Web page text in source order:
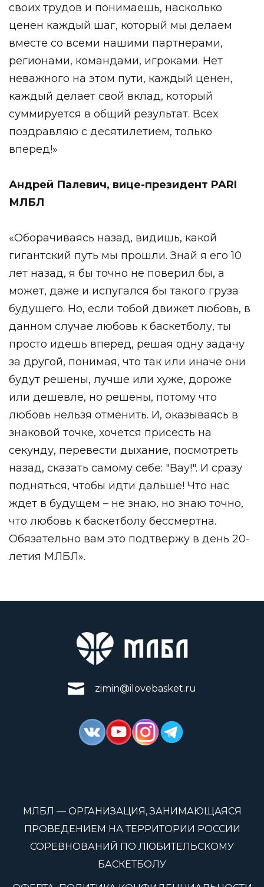
своих трудов и понимаешь, насколько
ценен каждый шаг, который мы делаем
вместе со всеми нашими партнерами,
регионами, командами, игроками. Нет
неважного на этом пути, каждый ценен,
каждый делает свой вклад, который
суммируется в общий результат. Всех
поздравляю с десятилетием, только
вперед!»
Андрей Палевич, вице-президент PARI
МЛБЛ
«Оборачиваясь назад, видишь, какой
гигантский путь мы прошли. Знай я его 10
лет назад, я бы точно не поверил бы, а
может, даже и испугался бы такого груза
будущего. Но, если тобой движет любовь, в
данном случае любовь к баскетболу, ты
просто идешь вперед, решая одну задачу
за другой, понимая, что так или иначе они
будут решены, лучше или хуже, дороже
или дешевле, но решены, потому что
любовь нельзя отменить. И, оказываясь в
знаковой точке, хочется присесть на
секунду, перевести дыхание, посмотреть
назад, сказать самому себе: "Вау!". И сразу
подняться, чтобы идти дальше! Что нас
ждет в будущем – не знаю, но знаю точно,
что любовь к баскетболу бессмертна.
Обязательно вам это подтвержу в день 20-
летия МЛБЛ».
zimin@ilovebasket.ru
МЛБЛ — ОРГАНИЗАЦИЯ, ЗАНИМАЮЩАЯСЯ
ПРОВЕДЕНИЕМ НА ТЕРРИТОРИИ РОССИИ
СОРЕВНОВАНИЙ ПО ЛЮБИТЕЛЬСКОМУ
БАСКЕТБОЛУ